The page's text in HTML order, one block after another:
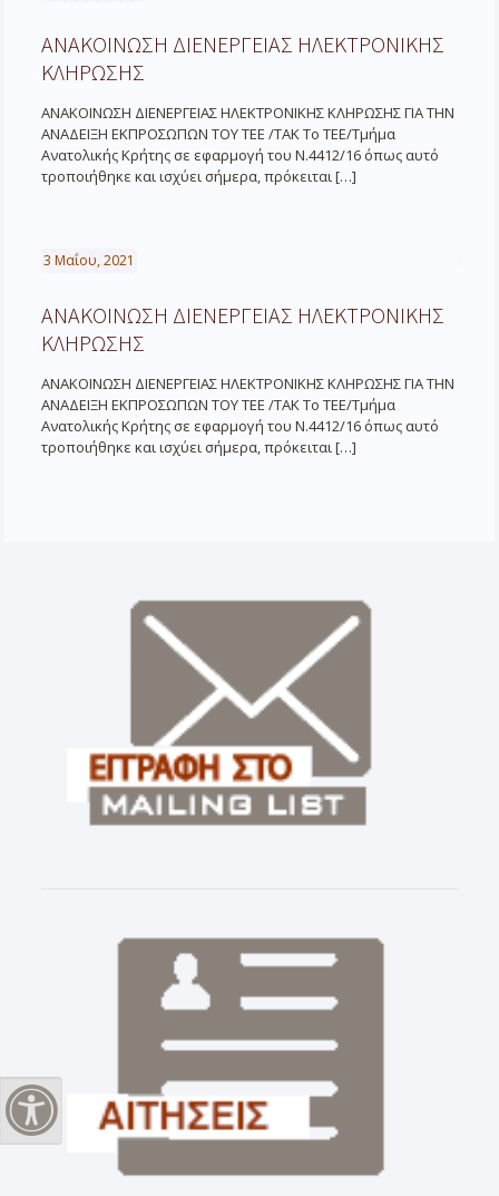
Εναλλαγή Υψηλής Αντίθεσης
ΑΝΑΚΟΙΝΩΣΗ ΔΙΕΝΕΡΓΕΙΑΣ ΗΛΕΚΤΡΟΝΙΚΗΣ
ΚΛΗΡΩΣΗΣ
ΑΝΑΚΟΙΝΩΣΗ ΔΙΕΝΕΡΓΕΙΑΣ ΗΛΕΚΤΡΟΝΙΚΗΣ ΚΛΗΡΩΣΗΣ ΓΙΑ ΤΗΝ
ΑΝΑΔΕΙΞΗ ΕΚΠΡΟΣΩΠΩΝ ΤΟΥ ΤΕΕ /ΤΑΚ Το ΤΕΕ/Τμήμα
Ανατολικής Κρήτης σε εφαρμογή του Ν.4412/16 όπως αυτό
τροποιήθηκε και ισχύει σήμερα, πρόκειται[…]
3 Μαΐου, 2021
ΑΝΑΚΟΙΝΩΣΗ ΔΙΕΝΕΡΓΕΙΑΣ ΗΛΕΚΤΡΟΝΙΚΗΣ
ΚΛΗΡΩΣΗΣ
ΑΝΑΚΟΙΝΩΣΗ ΔΙΕΝΕΡΓΕΙΑΣ ΗΛΕΚΤΡΟΝΙΚΗΣ ΚΛΗΡΩΣΗΣ ΓΙΑ ΤΗΝ
ΑΝΑΔΕΙΞΗ ΕΚΠΡΟΣΩΠΩΝ ΤΟΥ ΤΕΕ /ΤΑΚ Το ΤΕΕ/Τμήμα
Ανατολικής Κρήτης σε εφαρμογή του Ν.4412/16 όπως αυτό
τροποιήθηκε και ισχύει σήμερα, πρόκειται[…]